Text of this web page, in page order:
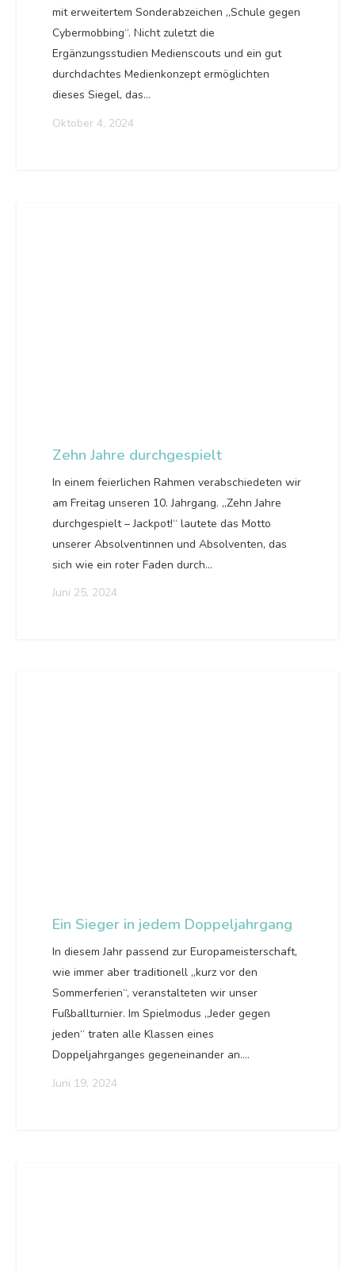
mit erweitertem Sonderabzeichen „Schule gegen
Cybermobbing“. Nicht zuletzt die
Ergänzungsstudien Medienscouts und ein gut
durchdachtes Medienkonzept ermöglichten
dieses Siegel, das…
Oktober 4, 2024
Zehn Jahre durchgespielt
In einem feierlichen Rahmen verabschiedeten wir
am Freitag unseren 10. Jahrgang. „Zehn Jahre
durchgespielt – Jackpot!“ lautete das Motto
unserer Absolventinnen und Absolventen, das
sich wie ein roter Faden durch…
Juni 25, 2024
Ein Sieger in jedem Doppeljahrgang
In diesem Jahr passend zur Europameisterschaft,
wie immer aber traditionell „kurz vor den
Sommerferien“, veranstalteten wir unser
Fußballturnier. Im Spielmodus „Jeder gegen
jeden“ traten alle Klassen eines
Doppeljahrganges gegeneinander an.…
Juni 19, 2024